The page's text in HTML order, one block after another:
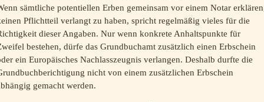
sämtliche potentiellen Erben gemeinsam vor einem Notar
Pflichtteil verlangt zu haben, spricht regelmäßig vieles für die
dieser Angaben. Nur wenn konkrete Anhaltspunkte für
bestehen, dürfe das Grundbuchamt zusätzlich einen Erbschein
ein Europäisches Nachlasszeugnis verlangen. Deshalb durfte die
nicht von einem zusätzlichen Erbschein
gemacht werden.